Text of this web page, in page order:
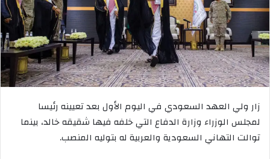
زار ولي العهد السعودي في اليوم الأول بعد تعيينه رئيسا
لمجلس الوزراء وزارة الدفاع التي خلفه فيها شقيقه خالد، بينما
توالت التهاني السعودية والعربية له بتوليه المنصب.